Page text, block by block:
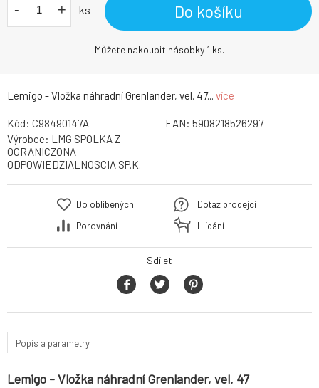
Lemigo - Vložka náhradní Grenlander, vel. 47... více
- + ks Do košíku
Můžete nakoupit násobky 1 ks.
Kód: C98490147A EAN: 5908218526297
Výrobce: LMG SPOLKA Z
OGRANICZONA
ODPOWIEDZIALNOSCIA SP.K.
Do oblíbených
Porovnání
Dotaz prodejci
Hlídání
Sdílet
Popis a parametry
Lemigo - Vložka náhradní Grenlander, vel. 47